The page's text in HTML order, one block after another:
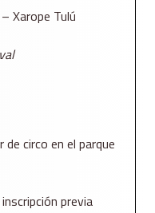
Xarope Tulú
de circo en el parque
previa